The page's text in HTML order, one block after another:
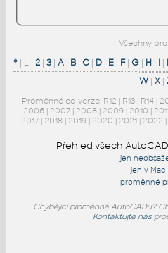
Všechny
*| _| 2| 3| A| B| C| D| E| F| G| H | I|
W | X |
Proměnné od verze: R12 | R13 | R14 |
2006 | 2007 | 2008 | 2009 | 2010 |
2017 | 2018 | 2019 | 2020 | 2021 | 2022 |
Přehled všech
jen
jen v Mac
proměnné
Chybějící proměnná AutoCADu?
Kontaktujte nás